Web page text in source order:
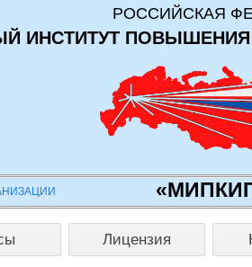
РОССИЙСКАЯ
ИНСТИТУТ
Лицензия